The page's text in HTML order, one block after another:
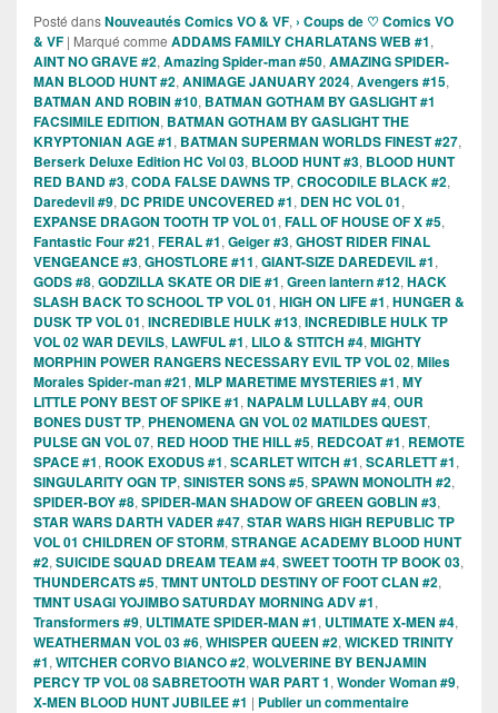
Posté dansNouveautés Comics VO & VF, › Coups de ♡ Comics VO
& VF | Marqué comme ADDAMS FAMILY CHARLATANS WEB #1,
AINT NO GRAVE #2, Amazing Spider-man #50, AMAZING SPIDER-
MAN BLOOD HUNT #2, ANIMAGE JANUARY 2024, Avengers #15,
BATMAN AND ROBIN #10, BATMAN GOTHAM BY GASLIGHT #1
FACSIMILE EDITION, BATMAN GOTHAM BY GASLIGHT THE
KRYPTONIAN AGE #1, BATMAN SUPERMAN WORLDS FINEST #27,
Berserk Deluxe Edition HC Vol 03, BLOOD HUNT #3, BLOOD HUNT
RED BAND #3, CODA FALSE DAWNS TP, CROCODILE BLACK #2,
Daredevil #9, DC PRIDE UNCOVERED #1, DEN HC VOL 01,
EXPANSE DRAGON TOOTH TP VOL 01, FALL OF HOUSE OF X #5,
Fantastic Four #21, FERAL #1, Geiger #3, GHOST RIDER FINAL
VENGEANCE #3, GHOSTLORE #11, GIANT-SIZE DAREDEVIL #1,
GODS #8, GODZILLA SKATE OR DIE #1, Green lantern #12, HACK
SLASH BACK TO SCHOOL TP VOL 01, HIGH ON LIFE #1, HUNGER &
DUSK TP VOL 01, INCREDIBLE HULK #13, INCREDIBLE HULK TP
VOL 02 WAR DEVILS, LAWFUL #1, LILO & STITCH #4, MIGHTY
MORPHIN POWER RANGERS NECESSARY EVIL TP VOL 02, Miles
Morales Spider-man #21, MLP MARETIME MYSTERIES #1, MY
LITTLE PONY BEST OF SPIKE #1, NAPALM LULLABY #4, OUR
BONES DUST TP, PHENOMENA GN VOL 02 MATILDES QUEST,
PULSE GN VOL 07, RED HOOD THE HILL #5, REDCOAT #1, REMOTE
SPACE #1, ROOK EXODUS #1, SCARLET WITCH #1, SCARLETT #1,
SINGULARITY OGN TP, SINISTER SONS #5, SPAWN MONOLITH #2,
SPIDER-BOY #8, SPIDER-MAN SHADOW OF GREEN GOBLIN #3,
STAR WARS DARTH VADER #47, STAR WARS HIGH REPUBLIC TP
VOL 01 CHILDREN OF STORM, STRANGE ACADEMY BLOOD HUNT
#2, SUICIDE SQUAD DREAM TEAM #4, SWEET TOOTH TP BOOK 03,
THUNDERCATS #5, TMNT UNTOLD DESTINY OF FOOT CLAN #2,
TMNT USAGI YOJIMBO SATURDAY MORNING ADV #1,
Transformers #9, ULTIMATE SPIDER-MAN #1, ULTIMATE X-MEN #4,
WEATHERMAN VOL 03 #6, WHISPER QUEEN #2, WICKED TRINITY
#1, WITCHER CORVO BIANCO #2, WOLVERINE BY BENJAMIN
PERCY TP VOL 08 SABRETOOTH WAR PART 1, Wonder Woman #9,
X-MEN BLOOD HUNT JUBILEE #1 | Publier un commentaire